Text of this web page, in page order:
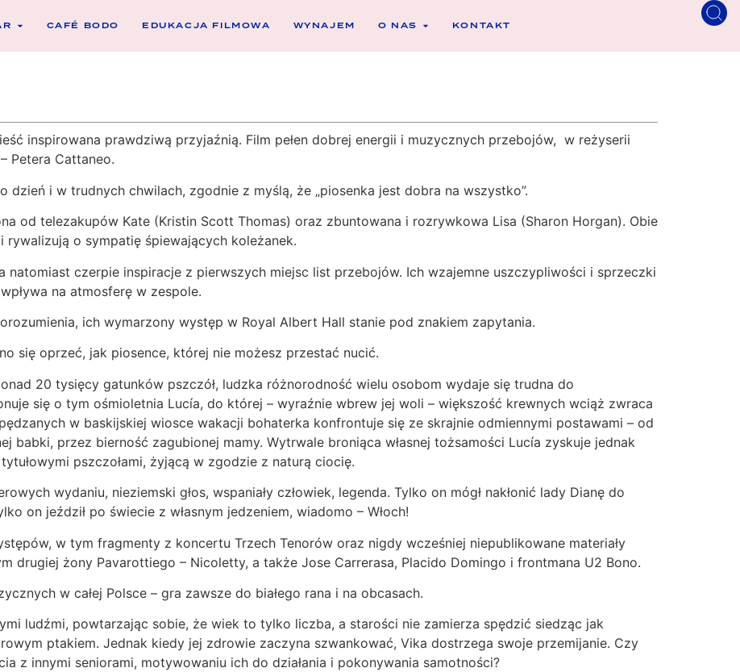
CAFÉ BODO EDUKACJA FILMOWA WYNAJEM O NAS KONTAKT
inspirowana prawdziwą przyjaźnią. Film pełen dobrej energii i muzycznych przebojów, w reżyserii
Petera Cattaneo.
dzień i w trudnych chwilach, zgodnie z myślą, że „piosenka jest dobra na wszystko”.
od telezakupów Kate (Kristin Scott Thomas) oraz zbuntowana i rozrywkowa Lisa (Sharon Horgan). Obie
rywalizują o sympatię śpiewających koleżanek.
natomiast czerpie inspiracje z pierwszych miejsc list przebojów. Ich wzajemne uszczypliwości i sprzeczki
na atmosferę w zespole.
ich wymarzony występ w Royal Albert Hall stanie pod znakiem zapytania.
się oprzeć, jak piosence, której nie możesz przestać nucić.
20 tysięcy gatunków pszczół, ludzka różnorodność wielu osobom wydaje się trudna do
się o tym ośmioletnia Lucía, do której – wyraźnie wbrew jej woli – większość krewnych wciąż zwraca
w baskijskiej wiosce wakacji bohaterka konfrontuje się ze skrajnie odmiennymi postawami – od
babki, przez bierność zagubionej mamy. Wytrwale broniąca własnej tożsamości Lucía zyskuje jednak
pszczołami, żyjącą w zgodzie z naturą ciocię.
wydaniu, nieziemski głos, wspaniały człowiek, legenda. Tylko on mógł nakłonić lady Dianę do
on jeździł po świecie z własnym jedzeniem, wiadomo – Włoch!
w tym fragmenty z koncertu Trzech Tenorów oraz nigdy wcześniej niepublikowane materiały
drugiej żony Pavarottiego – Nicoletty, a także Jose Carrerasa, Placido Domingo i frontmana U2 Bono.
w całej Polsce – gra zawsze do białego rana i na obcasach.
ludźmi, powtarzając sobie, że wiek to tylko liczba, a starości nie zamierza spędzić siedząc jak
ptakiem. Jednak kiedy jej zdrowie zaczyna szwankować, Vika dostrzega swoje przemijanie. Czy
z innymi seniorami, motywowaniu ich do działania i pokonywania samotności?